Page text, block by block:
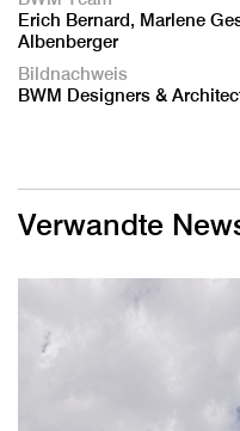
Erich Bernard, Marlene
Albenberger
Bildnachweis
BWM Designers &
Verwandte